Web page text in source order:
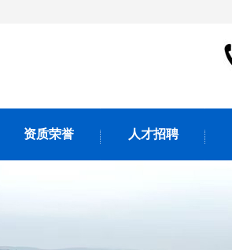
资质荣誉 人才招聘